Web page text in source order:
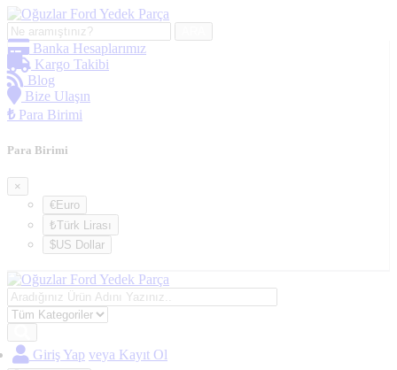
Banka Hesaplarımız
Kargo Takibi
Blog
Bize Ulaşın
₺ Para Birimi
Para Birimi
×
€Euro
₺Türk Lirası
$US Dollar
Giriş Yap veya Kayıt Ol